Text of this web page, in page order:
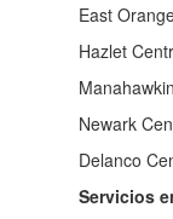
East
Hazlet
Newark
Delanco
Servicios